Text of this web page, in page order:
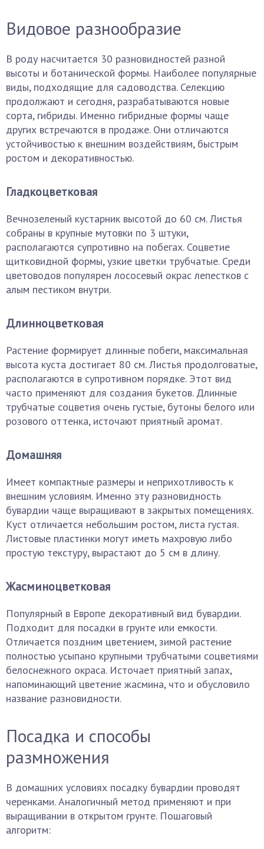
Видовое разнообразие
В роду насчитается 30 разновидностей разной
высоты и ботанической формы. Наиболее популярные
виды, подходящие для садоводства. Селекцию
продолжают и сегодня, разрабатываются новые
сорта, гибриды. Именно гибридные формы чаще
других встречаются в продаже. Они отличаются
устойчивостью к внешним воздействиям, быстрым
ростом и декоративностью.
Гладкоцветковая
Вечнозеленый кустарник высотой до 60 см. Листья
собраны в крупные мутовки по 3 штуки,
располагаются супротивно на побегах. Соцветие
щитковидной формы, узкие цветки трубчатые. Среди
цветоводов популярен лососевый окрас лепестков с
алым пестиком внутри.
Длинноцветковая
Растение формирует длинные побеги, максимальная
высота куста достигает 80 см. Листья продолговатые,
располагаются в супротивном порядке. Этот вид
часто применяют для создания букетов. Длинные
трубчатые соцветия очень густые, бутоны белого или
розового оттенка, источают приятный аромат.
Домашняя
Имеет компактные размеры и неприхотливость к
внешним условиям. Именно эту разновидность
бувардии чаще выращивают в закрытых помещениях.
Куст отличается небольшим ростом, листа густая.
Листовые пластинки могут иметь махровую либо
простую текстуру, вырастают до 5 см в длину.
Жасминоцветковая
Популярный в Европе декоративный вид бувардии.
Подходит для посадки в грунте или емкости.
Отличается поздним цветением, зимой растение
полностью усыпано крупными трубчатыми соцветиями
белоснежного окраса. Источает приятный запах,
напоминающий цветение жасмина, что и обусловило
название разновидности.
Посадка и способы
размножения
В домашних условиях посадку бувардии проводят
черенками. Аналогичный метод применяют и при
выращивании в открытом грунте. Пошаговый
алгоритм: